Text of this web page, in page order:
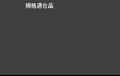
規格適合品